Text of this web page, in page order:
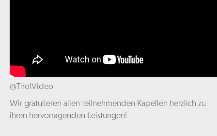
@TirolVideo
Wir gratulieren allen teilnehmenden Kapellen herzlich zu
ihren hervorragenden Leistungen!